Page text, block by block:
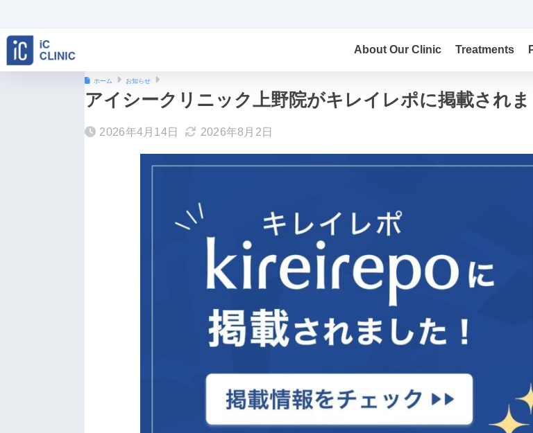
About Our Clinic Treatments
ホーム お知らせ
アイシークリニック上野院がキレイレポに掲載されま
2026年4月14日 2026年8月2日